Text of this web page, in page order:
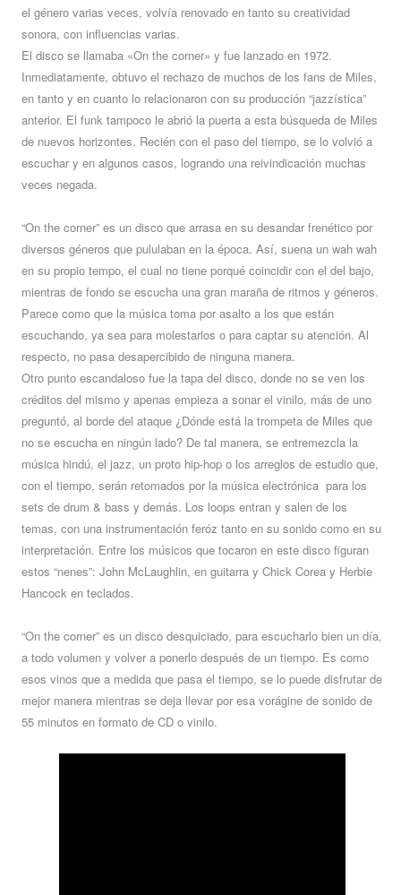
el género varias veces, volvía renovado en tanto su creatividad
sonora, con influencias varias.
El disco se llamaba «On the corner» y fue lanzado en 1972.
Inmediatamente, obtuvo el rechazo de muchos de los fans de Miles,
en tanto y en cuanto lo relacionaron con su producción “jazzística”
anterior. El funk tampoco le abrió la puerta a esta búsqueda de Miles
de nuevos horizontes. Recién con el paso del tiempo, se lo volvió a
escuchar y en algunos casos, logrando una reivindicación muchas
veces negada.
“On the corner” es un disco que arrasa en su desandar frenético por
diversos géneros que pululaban en la época. Así, suena un wah wah
en su propio tempo, el cual no tiene porqué coincidir con el del bajo,
mientras de fondo se escucha una gran maraña de ritmos y géneros.
Parece como que la música toma por asalto a los que están
escuchando, ya sea para molestarlos o para captar su atención. Al
respecto, no pasa desapercibido de ninguna manera.
Otro punto escandaloso fue la tapa del disco, donde no se ven los
créditos del mismo y apenas empieza a sonar el vinilo, más de uno
preguntó, al borde del ataque ¿Dónde está la trompeta de Miles que
no se escucha en ningún lado? De tal manera, se entremezcla la
música hindú, el jazz, un proto hip-hop o los arreglos de estudio que,
con el tiempo, serán retomados por la música electrónica para los
sets de drum & bass y demás. Los loops entran y salen de los
temas, con una instrumentación feróz tanto en su sonido como en su
interpretación. Entre los músicos que tocaron en este disco figuran
estos “nenes”: John McLaughlin, en guitarra y Chick Corea y Herbie
Hancock en teclados.
“On the corner” es un disco desquiciado, para escucharlo bien un día,
a todo volumen y volver a ponerlo después de un tiempo. Es como
esos vinos que a medida que pasa el tiempo, se lo puede disfrutar de
mejor manera mientras se deja llevar por esa vorágine de sonido de
55 minutos en formato de CD o vinilo.